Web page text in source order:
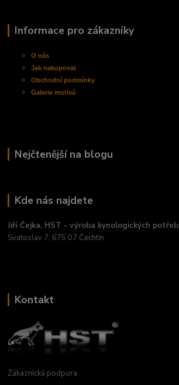
Informace pro zákazníky
O nás
Jak nakupovat
Obchodnípodmínky
Galerie motivů
Nejčtenější na blogu
Kde nás najdete
Jiří Čejka, HST - výroba kynologických potřeb
Svatoslav 7, 675 07 Čechtín
Kontakt
Zákaznická podpora